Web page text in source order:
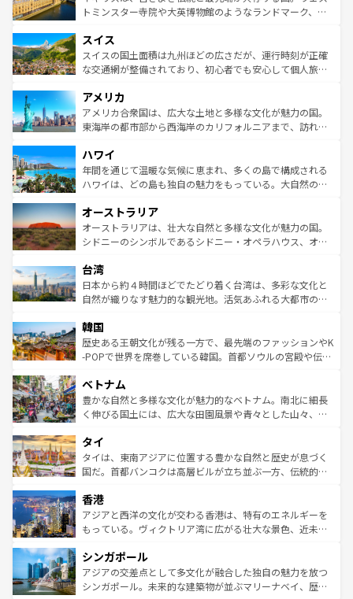
らに、パリ以外の地域にも魅力が溢れており、どの街角に
れる地方に足を運ぶとそれぞれで全く異なる文化を体験で
きるだろう。 なお、新着のフランス情報はコンテンツ一覧
を参照してほしい。
してライン川沿いのワイン畑といった風景は必見。ビール
は、お酒好きな人にはぜひ体験してほしい。 なお、新着の
ドイツ情報はコンテンツ一覧を参照してほしい。
トミンスター寺院や大英博物館のようなランドマーク、歴
リアごとに異なる魅力がある。また、優雅なアフタヌーン
ティー、ビール好きにはたまらない英国パブ、サッカー観
戦など、本場だからこそできる体験も豊富。イギリスを旅
ンツ一覧を参照してほしい。
スイス
スイスの国土面積は九州ほどの広さだが、運行時刻が正確
な交通網が整備されており、初心者でも安心して個人旅行
の建物がそのまま残る町や、スイスならではのユニークな
博物館もあり、アルプス観光だけでなく町歩きも満喫する
ことができる。国民の所得が高いため物価も高いが、旅行
ば市内交通費無料で観光を楽しむこともできる。 なお、新
着のスイス情報はコンテンツ一覧 を参照してほしい。
アメリカ
アメリカ合衆国は、広大な土地と多様な文化が魅力の国。
東海岸の都市部から西海岸のカリフォルニアまで、訪れる
のような巨大都市は、観光、ショッピング、エンターテイ
ンメントが詰まった刺激的なスポットだ。一方、アメリカ
西部には大自然が広がり、グランドキャニオンやイエロー
部のニューオーリンズでは、音楽と美食が融合した独特の
文化が魅力。旅行者はアメリカの各地域で異なる魅力を楽
しみながら、その多様性と豊かな歴史を感じることができ
ならではの贅沢な旅のスタイルだ。 なお、新着のアメリカ
情報はコンテンツ一覧を参照してほしい。
ハワイ
年間を通じて温暖な気候に恵まれ、多くの島で構成される
ハワイは、どの島も独自の魅力をもっている。大自然の神
ワイ島は見逃せない。また、定番の観光地といえばオアフ
島だが、静かな自然を求めるならマウイ島やカウアイ島が
おすすめ。エメラルドグリーンに輝く海をはじめ、豊かな
れるおもてなしの心で訪れる人々を迎えてくれるハワイの
人々、おいしいローカルフードやハワイアンミュージッ
ク、伝統的なフラダンスなど、すべてがハワイの魅力を彩
ワイを、存分に味わってほしい。 なお、新着のハワイ情報
はコンテンツ一覧を参照してほしい。
オーストラリア
オーストラリアは、壮大な自然と多様な文化が魅力の国。
シドニーのシンボルであるシドニー・オペラハウス、オー
リアリーフや大陸中央部にそびえるウルル（エアーズロッ
ク）、タスマニアの美しい原生林やケアンズの熱帯雨林な
ど、見どころがたくさん。また、カフェやワイン、オージ
いる。アクティビティも充実しており、サーフィンやダイ
ビング、ハイキングなど、アウトドア好きにはたまらな
い。オーストラリアの多彩な魅力を存分に味わいつくそ
参照してほしい。
台湾
日本から約４時間ほどでたどり着く台湾は、多彩な文化と
自然が織りなす魅力的な観光地。活気あふれる大都市の台
ン）、静ひつな山岳地帯である台湾東部など、都市の喧騒
と山間の静けさが共存しており、訪れる人に新しい発見と
驚きをもたらしてくれる。また、奥深い台湾の食文化も魅
容にもいいと評判のスイーツなど、バラエティ豊かな料理
が味わえる。 なお、新着の台湾情報は コンテンツ一覧を参
照してほしい。
韓国
歴史ある王朝文化が残る一方で、最先端のファッションやK
-POPで世界を席巻している韓国。首都ソウルの宮殿や伝統
き、地方に足を延ばせば四季折々の自然美を楽しむことが
できる。そして、キムチや焼肉、絶品のストリートフード
まで、さまざまな韓国料理が待っている。夜には、韓国な
リティに包まれながら、韓国の多彩な魅力を心ゆくまで味
わってみてほしい。 なお、新着の韓国情報はコンテンツ一
覧を参照してほしい。
ベトナム
豊かな自然と多様な文化が魅力的なベトナム。南北に細長
く伸びる国土には、広大な田園風景や青々とした山々、世
急速な発展と共に伝統が息づく。ハノイの古い町並みやホ
ーチミン市のフランス統治時代の建物も、独特の雰囲気を
醸し出している。また、バラエティの豊かさとおいしさで
とつ。フォーやバインミー、ベトナムコーヒーなどは、ぜ
ひ現地で味わいたい。どの地域を訪れてもあたたかい人々
が旅行者を迎えてくれるので、きっと忘れられない旅にな
参照してほしい。
タイ
タイは、東南アジアに位置する豊かな自然と歴史が息づく
国だ。首都バンコクは高層ビルが立ち並ぶ一方、伝統的な
の活気が交差している。北部ではチェンマイなどの山岳地
帯で自然と触れ合い、南部ではプーケットやクラビの美し
いビーチでリゾート気分を楽しむことができる。タイ料理
激する。気候は一年中温暖で、どの季節にも異なる楽しみ
が待っている。親しみやすいタイの人々、仏教を中心とし
た文化、そして多様な観光資源が、訪れる旅人を魅了し続
香港
アジアと西洋の文化が交わる香港は、特有のエネルギーを
もっている。ヴィクトリア湾に広がる壮大な景色、近未来
み、どこを訪れても感動するはず。観光スポットが密集し
ており、効率よく見どころを回れるのも魅力。息をのむよ
うな絶景から文化的な体験まで、香港を存分に楽しみ尽く
シンガポール
アジアの交差点として多文化が融合した独自の魅力を放つ
シンガポール。未来的な建築物が並ぶマリーナベイ、歴史